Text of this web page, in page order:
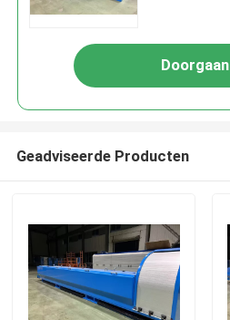
Doorgaan
Geadviseerde Producten